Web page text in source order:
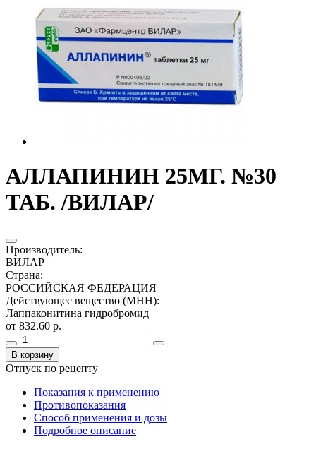
АЛЛАПИНИН 25МГ. №30
ТАБ. /ВИЛАР/
Производитель:
ВИЛАР
Страна:
РОССИЙСКАЯ ФЕДЕРАЦИЯ
Действующее вещество (МНН):
Лаппаконитина гидробромид
от 832.60 р.
В корзину
Отпуск по рецепту
Показания к применению
Противопоказания
Способ применения и дозы
Подробное описание